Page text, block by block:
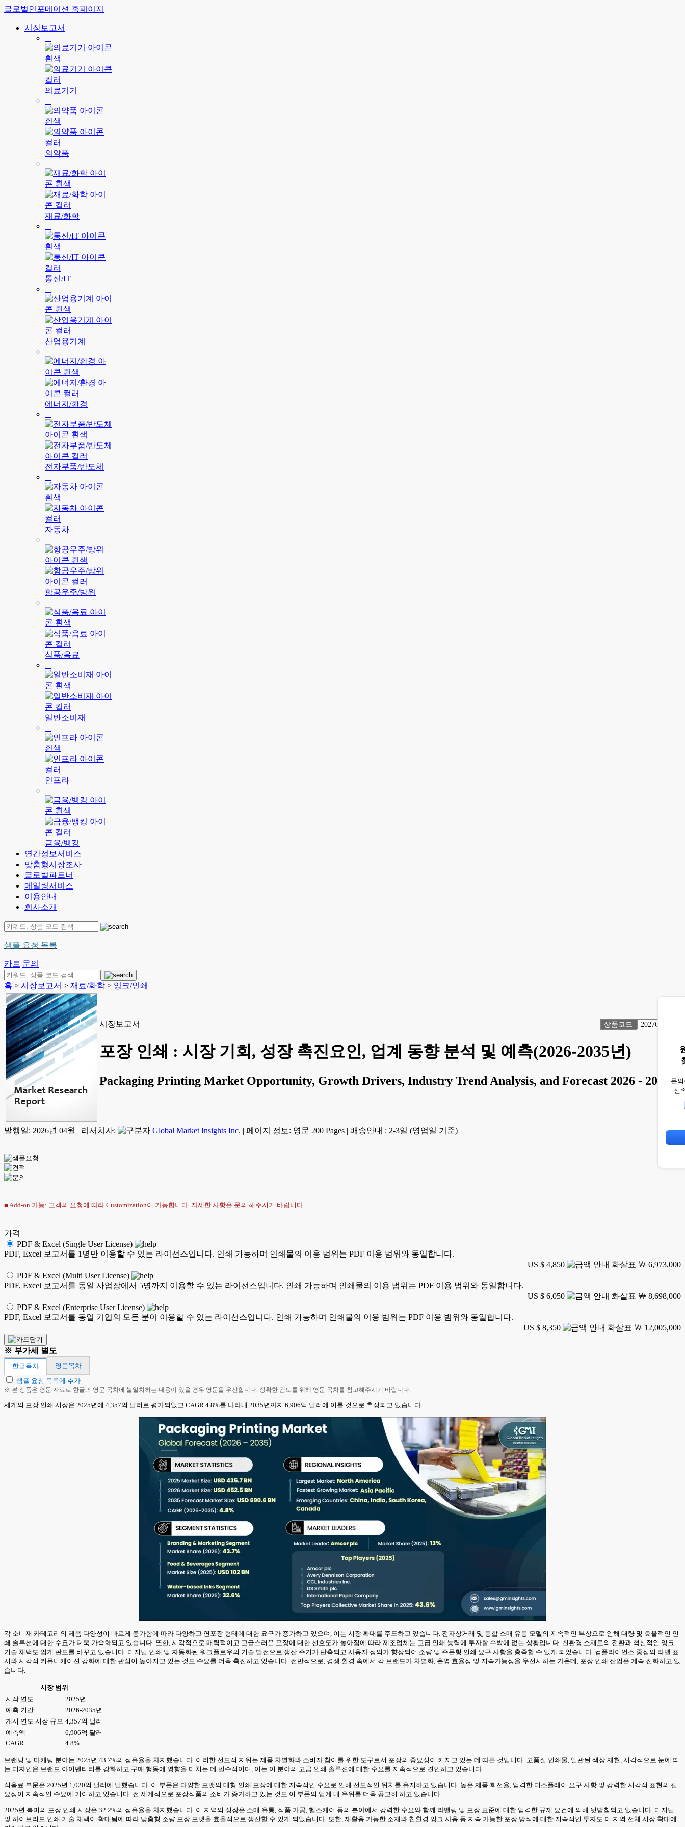
글로벌인포메이션 홈페이지
시장보고서
의료기기
의약품
재료/화학
통신/IT
산업용기계
에너지/환경
전자부품/반도체
자동차
항공우주/방위
식품/음료
일반소비재
인프라
금융/뱅킹
연간정보서비스
맞춤형시장조사
글로벌파트너
메일링서비스
이용안내
회사소개
샘플 요청 목록
카트 문의
홈 > 시장보고서 > 재료/화학 > 잉크/인쇄
시장보고서 상품코드 2027671
포장 인쇄 : 시장 기회, 성장 촉진요인, 업계 동향 분석 및 예측(2026-2035년)
Packaging Printing Market Opportunity, Growth Drivers, Industry Trend Analysis, and Forecast 2026 - 2035
발행일: 2026년 04월 | 리서치사: Global Market Insights Inc. | 페이지 정보: 영문 200 Pages | 배송안내 : 2-3일 (영업일 기준)
■ Add-on 가능: 고객의 요청에 따라 Customization이 가능합니다. 자세한 사항은 문의 해주시기 바랍니다
가격
PDF & Excel (Single User License)
PDF, Excel 보고서를 1명만 이용할 수 있는 라이선스입니다. 인쇄 가능하며 인쇄물의 이용 범위는 PDF 이용 범위와 동일합니다.
US $ 4,850
￦ 6,973,000
PDF & Excel (Multi User License)
PDF, Excel 보고서를 동일 사업장에서 5명까지 이용할 수 있는 라이선스입니다. 인쇄 가능하며 인쇄물의 이용 범위는 PDF 이용 범위와 동일합니다.
US $ 6,050
￦ 8,698,000
PDF & Excel (Enterprise User License)
PDF, Excel 보고서를 동일 기업의 모든 분이 이용할 수 있는 라이선스입니다. 인쇄 가능하며 인쇄물의 이용 범위는 PDF 이용 범위와 동일합니다.
US $ 8,350
￦ 12,005,000
※ 부가세 별도
한글목차
영문목차
샘플 요청 목록에 추가
※ 본 상품은 영문 자료로 한글과 영문 목차에 불일치하는 내용이 있을 경우 영문을 우선합니다. 정확한 검토를 위해 영문 목차를 참고해주시기 바랍니다.
세계의 포장 인쇄 시장은 2025년에 4,357억 달러로 평가되었고 CAGR 4.8%를 나타내 2035년까지 6,906억 달러에 이를 것으로 추정되고 있습니다.
각 소비재 카테고리의 제품 다양성이 빠르게 증가함에 따라 다양하고 연포장 형태에 대한 요구가 증가하고 있으며, 이는 시장 확대를 주도하고 있습니다. 전자상거래 및 통합 소매 유통 모델의 지속적인 부상으로 인해 대량 및 효율적인 인
쇄 솔루션에 대한 수요가 더욱 가속화되고 있습니다. 또한, 시각적으로 매력적이고 고급스러운 포장에 대한 선호도가 높아짐에 따라 제조업체는 고급 인쇄 능력에 투자할 수밖에 없는 상황입니다. 친환경 소재로의 전환과 혁신적인 잉크
기술 채택도 업계 판도를 바꾸고 있습니다. 디지털 인쇄 및 자동화된 워크플로우의 기술 발전으로 생산 주기가 단축되고 사용자 정의가 향상되어 소량 및 주문형 인쇄 요구 사항을 충족할 수 있게 되었습니다. 컴플라이언스 중심의 라벨 표
시와 시각적 커뮤니케이션 강화에 대한 관심이 높아지고 있는 것도 수요를 더욱 촉진하고 있습니다. 전반적으로, 경쟁 환경 속에서 각 브랜드가 차별화, 운영 효율성 및 지속가능성을 우선시하는 가운데, 포장 인쇄 산업은 계속 진화하고 있
습니다.
시장 범위
시작 연도
2025년
예측 기간
2026-2035년
개시 연도 시장 규모 4,357억 달러
예측액
6,906억 달러
CAGR
4.8%
브랜딩 및 마케팅 분야는 2025년 43.7%의 점유율을 차지했습니다. 이러한 선도적 지위는 제품 차별화와 소비자 참여를 위한 도구로서 포장의 중요성이 커지고 있는 데 따른 것입니다. 고품질 인쇄물, 일관된 색상 재현, 시각적으로 눈에 띄
는 디자인은 브랜드 아이덴티티를 강화하고 구매 행동에 영향을 미치는 데 필수적이며, 이는 이 분야의 고급 인쇄 솔루션에 대한 수요를 지속적으로 견인하고 있습니다.
식음료 부문은 2025년 1,020억 달러에 달했습니다. 이 부문은 다양한 포맷의 대형 인쇄 포장에 대한 지속적인 수요로 인해 선도적인 위치를 유지하고 있습니다. 높은 제품 회전율, 엄격한 디스플레이 요구 사항 및 강력한 시각적 표현의 필
요성이 지속적인 수요에 기여하고 있습니다. 전 세계적으로 포장식품의 소비가 증가하고 있는 것도 이 부문의 업계 내 우위를 더욱 공고히 하고 있습니다.
2025년 북미의 포장 인쇄 시장은 32.2%의 점유율을 차지했습니다. 이 지역의 성장은 소매 유통, 식품 가공, 헬스케어 등의 분야에서 강력한 수요와 함께 라벨링 및 포장 표준에 대한 엄격한 규제 요건에 의해 뒷받침되고 있습니다. 디지털
및 하이브리드 인쇄 기술 채택이 확대됨에 따라 맞춤형 소량 포장 포맷을 효율적으로 생산할 수 있게 되었습니다. 또한, 재활용 가능한 소재와 친환경 잉크 사용 등 지속 가능한 포장 방식에 대한 지속적인 투자도 이 지역 전체 시장 확대에
문
신